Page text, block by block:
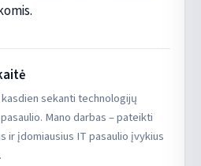
sekanti technologijų
Mano darbas – pateikti
ir įdomiausius IT pasaulio įvykius